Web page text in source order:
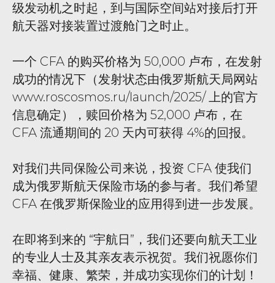
级发动机之时起，到与国际空间站对接后打开
航天器对接装置过渡舱门之时止。
一个 CFA 的购买价格为 50,000 卢布，在发射
成功的情况下（发射状态由俄罗斯航天局网站
www.roscosmos.ru/launch/2025/ 上的官方
信息确定），赎回价格为 52,000 卢布，在
CFA 流通期间的 20 天内可获得 4%的回报。
对我们共同保险公司来说，投资 CFA 使我们
成为俄罗斯航天保险市场的参与者。我们希望
CFA 在俄罗斯保险业的应用得到进一步发展。
在即将到来的 “宇航日”，我们还要向航天工业
的专业人士及其亲友表示祝贺。我们祝愿你们
幸福、健康、繁荣，并成功实现你们的计划！